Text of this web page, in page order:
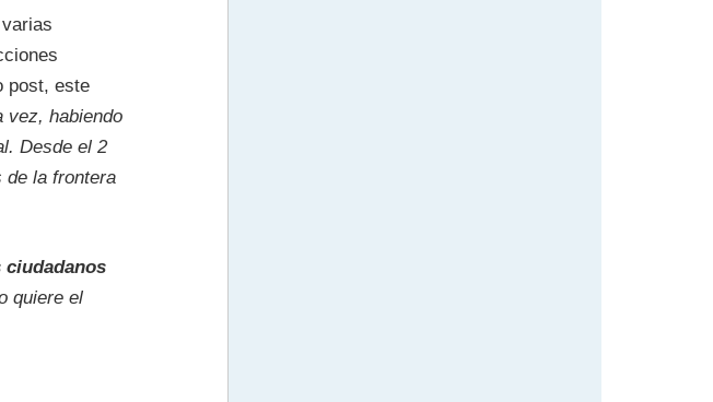
post, este
vez, habiendo
Desde el 2
de la frontera
ciudadanos
quiere el